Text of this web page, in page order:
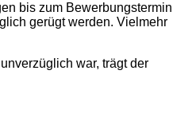
bis zum Bewerbungstermin
gerügt werden. Vielmehr
war, trägt der